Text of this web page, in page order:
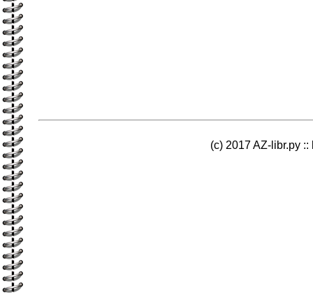
(c) 2017 AZ-libr.ру ::